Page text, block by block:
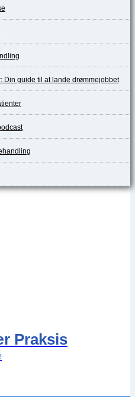
guide til at lande drømmejobbet
Praksis